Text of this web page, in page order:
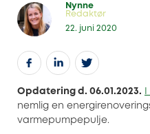
Nynne
Redaktør
22. juni 2020
Opdatering d. 06.01.2023.
nemlig en
varmepumpepulje.